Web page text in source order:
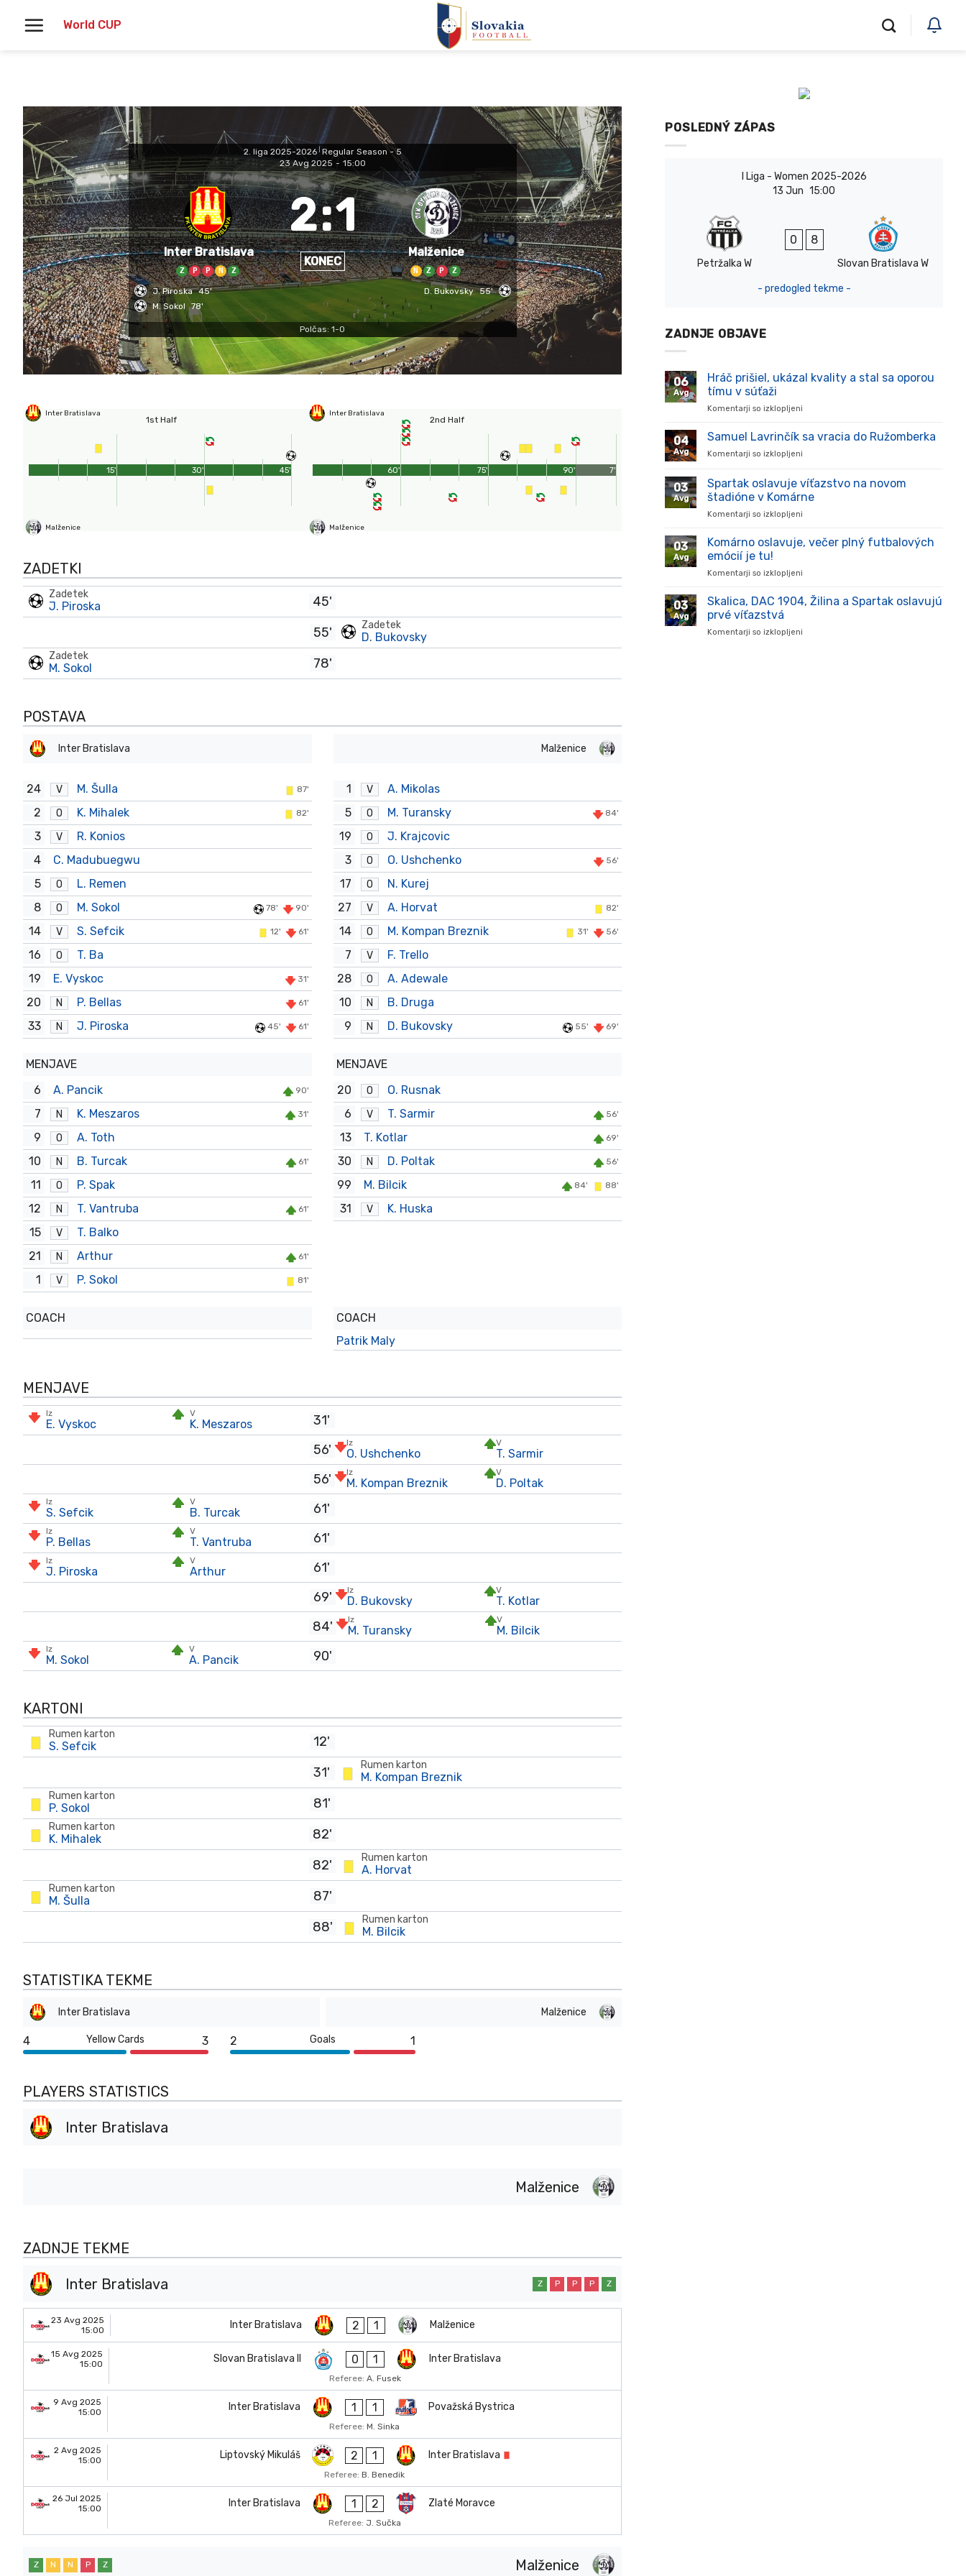
World CUP
2. liga 2025-2026 Regular Season - 5
23 Avg 2025 - 15:00
Inter Bratislava
Z P P N Z
2:1
KONEC
Malženice
N Z P Z
J. Piroska 45'
M. Sokol 78'
D. Bukovsky 55'
Polčas: 1-0
Inter Bratislava
1st Half
Malženice
45'
15' 30'
Inter Bratislava
2nd Half
Malženice
90'
60' 75' 7'
ZADETKI
Zadetek
J. Piroska
45'
55'
Zadetek
D. Bukovsky
Zadetek
M. Sokol 78'
POSTAVA
Inter Bratislava
24 V M. Šulla 87'
2 O K. Mihalek 82'
3 V
R. Konios
4
C. Madubuegwu
5
O
L. Remen
8
O M. Sokol 78' 90'
14 V S. Sefcik 12' 61'
16 O
T. Ba
19
E. Vyskoc 31'
20 N P. Bellas 61'
33 N J. Piroska 45' 61'
MENJAVE
6
A. Pancik 90'
7 N K. Meszaros 31'
9 O
A. Toth
10
N B. Turcak 61'
11 O
P. Spak
12
N T. Vantruba 61'
15 V
T. Balko
21
N Arthur 61'
1 V P. Sokol 81'
COACH
Malženice
1 V
A. Mikolas
5
O M. Turansky 84'
19 O
J. Krajcovic
3
O O. Ushchenko 56'
17 O
N. Kurej
27
V A. Horvat 82'
14 O M. Kompan Breznik 31' 56'
7 V
F. Trello
28
O
A. Adewale
10
N
B. Druga
9
N D. Bukovsky 55' 69'
MENJAVE
20
O
O. Rusnak
6
V T. Sarmir 56'
13 T. Kotlar 69'
30 N D. Poltak 56'
99 M. Bilcik 84' 88'
31 V K. Huska
COACH
Patrik Maly
MENJAVE
Iz
E. Vyskoc
V
K. Meszaros
31'
56'
Iz
O. Ushchenko
V
T. Sarmir
56' Iz
M. Kompan Breznik
V
D. Poltak
Iz
S. Sefcik
V
B. Turcak 61'
Iz
P. Bellas
V
T. Vantruba 61'
Iz
J. Piroska
V
Arthur
61'
69'
Iz
D. Bukovsky
V
T. Kotlar
84' Iz
M. Turansky
V
M. Bilcik
Iz
M. Sokol
V
A. Pancik 90'
KARTONI
Rumen karton
S. Sefcik
12'
31'
Rumen karton
M. Kompan Breznik
Rumen karton
P. Sokol 81'
Rumen karton
K. Mihalek
82'
82'
Rumen karton
A. Horvat
Rumen karton
M. Šulla
87'
88'
Rumen karton
M. Bilcik
STATISTIKA TEKME
Inter Bratislava Malženice
4 Yellow Cards 3 2 Goals 1
PLAYERS STATISTICS
Inter Bratislava
Malženice
ZADNJE TEKME
Inter Bratislava Z P P P Z
23 Avg 2025
15:00
Inter Bratislava 2 1 Malženice
15 Avg 2025
15:00
Slovan Bratislava II 0 1 Inter Bratislava
Referee:A. Fusek
9 Avg 2025
15:00
Inter Bratislava 1 1 Považská Bystrica
Referee:M. Sinka
2 Avg 2025
15:00
Liptovský Mikuláš 2 1 Inter Bratislava
Referee:B. Benedik
26 Jul 2025
15:00
Inter Bratislava 1 2 Zlaté Moravce
Referee: J. Sučka
Malženice
Z N N P Z
POSLEDNÝ ZÁPAS
I Liga - Women 2025-2026
13 Jun 15:00
Petržalka W
0 8
Slovan Bratislava W
- predogled tekme -
ZADNJE OBJAVE
06
Avg
Hráč prišiel, ukázal kvality a stal sa oporou
tímu v súťaži
Komentarji so izklopljeni
prišiel,
stal
sa
súťaži
04
Avg
Samuel Lavrinčík sa vracia do Ružomberka
Komentarji so izklopljeni
Lavrinčík
vracia
03
Avg
Spartak oslavuje víťazstvo na novom
štadióne v Komárne
Komentarji so izklopljeni
oslavuje
v
03
Avg
Komárno oslavuje, večer plný futbalových
emócií je tu!
Komentarji so izklopljeni
oslavuje,
03
Avg
Skalica, DAC 1904, Žilina a Spartak oslavujú
prvé víťazstvá
Komentarji so izklopljeni